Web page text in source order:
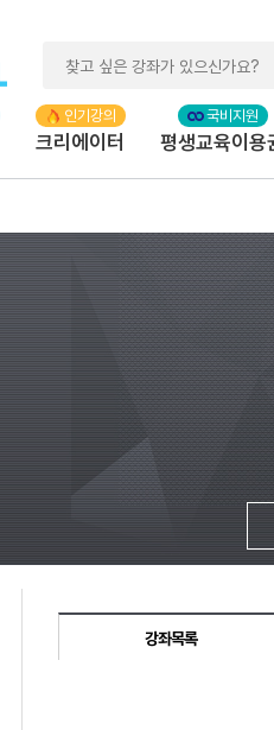
크리에이터 평생교육이용
강좌목록